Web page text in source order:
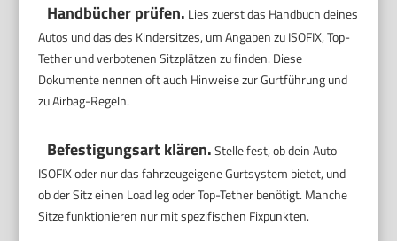
Handbücher prüfen. Lies zuerst das Handbuch deines
Autos und das des Kindersitzes, um Angaben zu ISOFIX, Top-
Tether und verbotenen Sitzplätzen zu finden. Diese
Dokumente nennen oft auch Hinweise zur Gurtführung und
zu Airbag-Regeln.
Befestigungsart klären.Stelle fest, ob dein Auto
ISOFIX oder nur das fahrzeugeigene Gurtsystem bietet, und
ob der Sitz einen Load leg oder Top-Tether benötigt. Manche
Sitze funktionieren nur mit spezifischen Fixpunkten.